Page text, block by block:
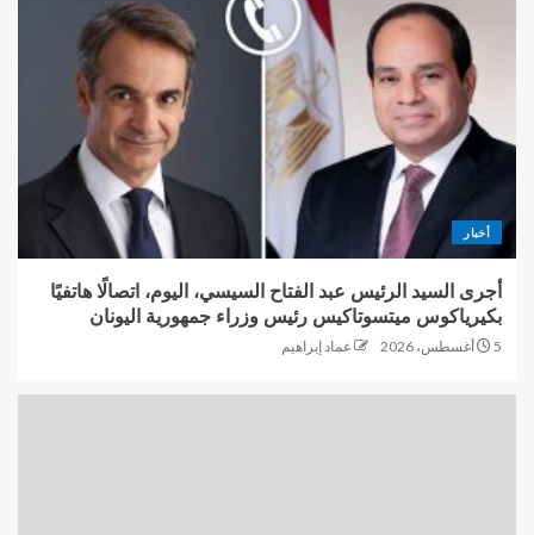
أخبار
أجرى السيد الرئيس عبد الفتاح السيسي، اليوم، اتصالًا هاتفيًا
بكيرياكوس ميتسوتاكيس رئيس وزراء جمهورية اليونان
5 أغسطس، 2026 عماد إبراهيم